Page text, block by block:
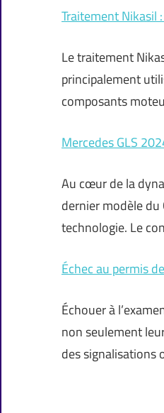
Traitement Nikasil
Le traitement
principalement
composants
Mercedes GLS
Au cœur de la
dernier modèle du
technologie. Le
Échec au permis
Échouer à
non seulement
des signalisations